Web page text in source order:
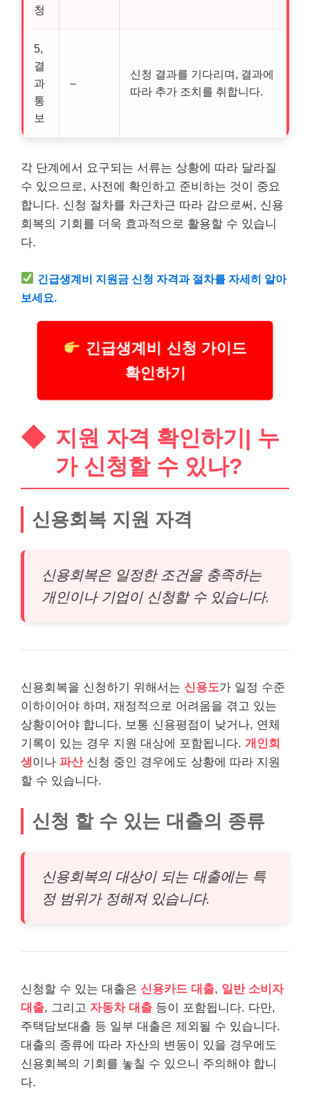
청
5,
결
과
통
보
–
신청 결과를 기다리며, 결과에
따라 추가 조치를 취합니다.
각 단계에서 요구되는 서류는 상황에 따라 달라질
수 있으므로, 사전에 확인하고 준비하는 것이 중요
합니다. 신청 절차를 차근차근 따라 감으로써, 신용
회복의 기회를 더욱 효과적으로 활용할 수 있습니
다.
긴급생계비 지원금 신청 자격과 절차를 자세히 알아
보세요.
긴급생계비 신청 가이드
확인하기
지원 자격 확인하기| 누
가 신청할 수 있나?
신용회복 지원 자격
신용회복은 일정한 조건을 충족하는
개인이나 기업이 신청할 수 있습니다.
신용회복을 신청하기 위해서는 신용도가 일정 수준
이하이어야 하며, 재정적으로 어려움을 겪고 있는
상황이어야 합니다. 보통 신용평점이 낮거나, 연체
기록이 있는 경우 지원 대상에 포함됩니다. 개인회
생이나 파산신청 중인 경우에도 상황에 따라 지원
할 수 있습니다.
신청 할 수 있는 대출의 종류
신용회복의 대상이 되는 대출에는 특
정 범위가 정해져 있습니다.
신청할 수 있는 대출은 신용카드 대출, 일반 소비자
대출, 그리고 자동차대출 등이 포함됩니다. 다만,
주택 담보대출 등 일부 대출은 제외될 수 있습니다.
대출의 종류에 따라 자산의 변동이 있을 경우에도
신용회복의 기회를 놓칠 수 있으니 주의해야 합니
다.